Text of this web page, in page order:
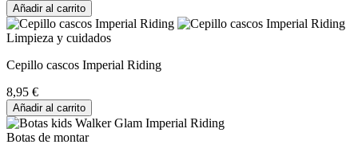
Añadir al carrito
Limpieza y cuidados
Cepillo cascos Imperial Riding
8,95 €
Añadir al carrito
Botas de montar